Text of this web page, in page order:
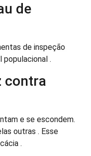
de
de inspeção
.
contra
e se escondem.
outras . Esse
.